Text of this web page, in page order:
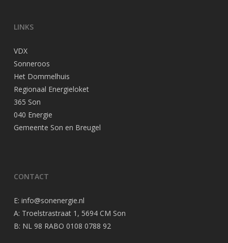
LINKS
VDX
Sonneroos
Het Dommelhuis
Regionaal Energieloket
365 Son
040 Energie
Gemeente Son en Breugel
CONTACT
E: info@sonenergie.nl
A: Troelstrastraat 1, 5694 CM Son
B: NL 98 RABO 0108 0788 92